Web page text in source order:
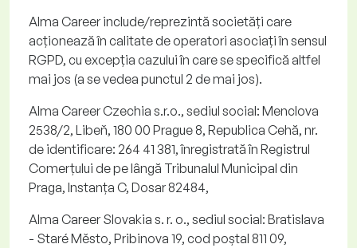
Alma Career include/reprezintă societăți care
acționează în calitate de operatori asociați în sensul
RGPD, cu excepția cazului în care se specifică altfel
mai jos (a se vedea punctul 2 de mai jos).
Alma CareerCzechia s.r.o., sediul social: Menclova
2538/2, Libeň, 180 00 Prague8, Republica Cehă, nr.
de identificare: 264 41 381, înregistrată în Registrul
Comerțului de pe lângă Tribunalul Municipal din
Praga, Instanța C, Dosar 82484,
Alma Career Slovakia s. r. o., sediul social: Bratislava
- StaréMěsto, Pribinova 19, cod poștal 811 09,